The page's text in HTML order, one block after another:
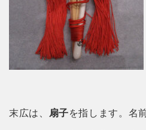
末広は、 扇子を指します。名